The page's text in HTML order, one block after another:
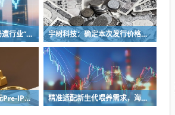
宁德时代分红61.8亿仍遭行业“去宁德化” 曾毓群的“尊重考题”该怎么答？ 宇树科技：确定本次发行价格为 150.80元/股
卫蓝新能源启动20亿元Pre-IPO轮融资 冲刺2027年创业板上市 精准适配新生代喂养需求，海普诺凯双新品解锁育儿新选择！